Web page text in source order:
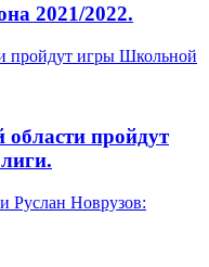
2021/2022.
пройдут игры Школьной
области пройдут
Новрузов: